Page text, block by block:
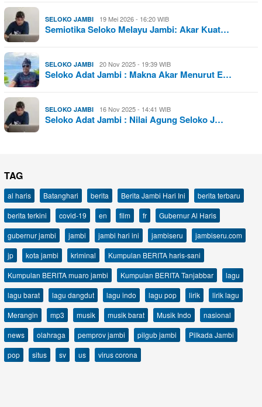
SELOKO JAMBI 19 Mei 2026 - 16:20 WIB
Semiotika Seloko Melayu Jambi: Akar Kuat…
SELOKO JAMBI 20 Nov 2025 - 19:39 WIB
Seloko Adat Jambi : Makna Akar Menurut E…
SELOKO JAMBI 16 Nov 2025 - 14:41 WIB
Seloko Adat Jambi : Nilai Agung Seloko J…
TAG
al haris Batanghari berita Berita Jambi Hari Ini
berita terbaru
berita terkini
covid-19 en film fr
Gubernur Al Haris
gubernur jambi
jambi jambi hari ini jambiseru
jambiseru.com
jp
kota jambi kriminal
Kumpulan BERITA haris-sani
Kumpulan BERITA muaro jambi
Kumpulan BERITA Tanjabbar
lagu
lagu barat
lagu dangdut lagu indo lagu pop lirik
lirik lagu
Merangin
mp3 musik musik barat Musik Indo
nasional
news
olahraga pemprov jambi pilgub jambi
Pilkada Jambi
pop
situs sv us virus corona